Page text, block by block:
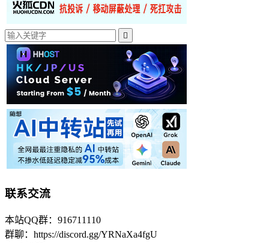

联系交流
本站QQ群：916711110
群聊：https://discord.gg/YRNaXa4fgU